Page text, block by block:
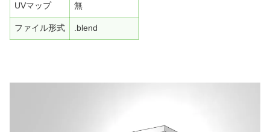
UVマップ 無
ファイル形式 .blend